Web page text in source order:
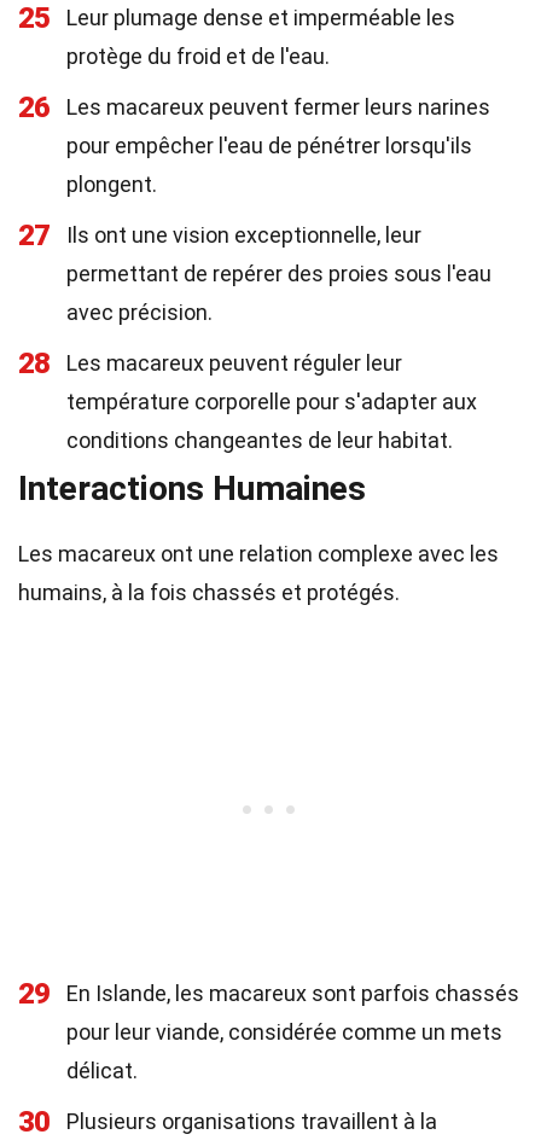
25
Leur plumage dense et imperméable les
protège du froid et de l'eau.
26
Les macareux peuvent fermer leurs narines
pour empêcher l'eau de pénétrer lorsqu'ils
plongent.
27
Ils ont une vision exceptionnelle, leur
permettant de repérer des proies sous l'eau
avec précision.
28
Les macareux peuvent réguler leur
température corporelle pour s'adapter aux
conditions changeantes de leur habitat.
Interactions Humaines
Les macareux ont une relation complexe avec les
humains, à la fois chassés et protégés.
29
En Islande, les macareux sont parfois chassés
pour leur viande, considérée comme un mets
délicat.
30
Plusieurs organisations travaillent à la